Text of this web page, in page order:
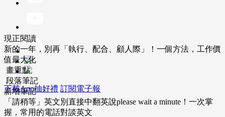
下載App抽好禮 訂閱電子報
現正閱讀
新的一年，別再「執行、配合、顧人際」！一個方法，工作價
值最大化
畫重點
段落筆記
新增筆記
「請稍等」英文別直接中翻英說please wait a minute！一次掌
握，常用的電話對談英文